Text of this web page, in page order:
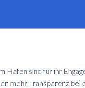
Hafen sind für ihr
mehr Transparenz bei